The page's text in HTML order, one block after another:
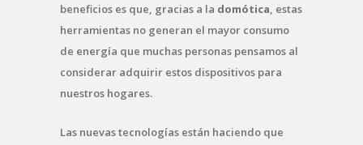
beneficios es que, gracias a la domótica , estas
herramientas no generan el mayor consumo
de energía que muchas personas pensamos al
considerar adquirir estos dispositivos para
nuestros hogares.
Las nuevas tecnologías están haciendo que